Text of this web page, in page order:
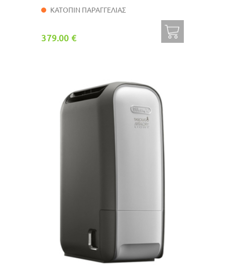
ΚΑΤΟΠΙΝ ΠΑΡΑΓΓΕΛΙΑΣ
379.00 €